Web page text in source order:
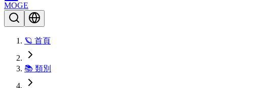
MOGE
🪐 首頁
📚 類別